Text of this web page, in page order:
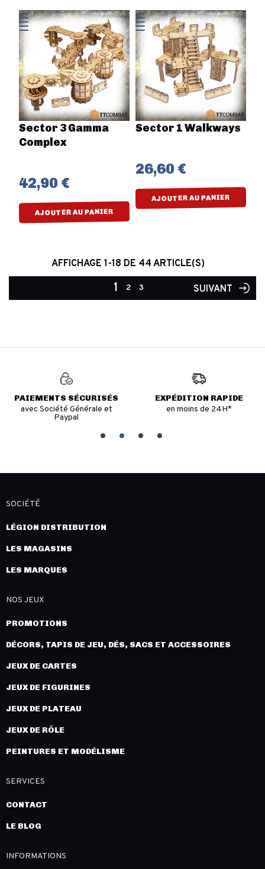
Sector 3 Gamma
Complex
42,90 €
AJOUTER AU PANIER
Sector 1 Walkways
26,60 €
AJOUTER AU PANIER
AFFICHAGE 1-18 DE 44 ARTICLE(S)
1 2 3 SUIVANT
PAIEMENTS SÉCURISÉS
avec Société Générale et
Paypal
EXPÉDITION RAPIDE
en moins de 24H*
SOCIÉTÉ
LÉGION DISTRIBUTION
LES MAGASINS
LES MARQUES
NOS JEUX
PROMOTIONS
DÉCORS, TAPIS DE JEU, DÉS, SACS ET ACCESSOIRES
JEUX DE CARTES
JEUX DE FIGURINES
JEUX DE PLATEAU
JEUX DE RÔLE
PEINTURES ET MODÉLISME
SERVICES
CONTACT
LE BLOG
INFORMATIONS